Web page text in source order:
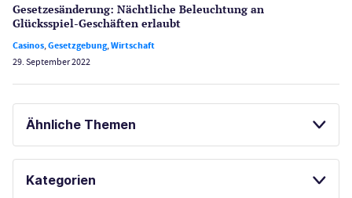
Gesetzes­änderung: Nächtliche Beleuch­tung an
Glücksspiel-Geschäften erlaubt
Casinos,Gesetzgebung,Wirtschaft
29. September 2022
Ähnliche Themen
SPORTWETTEN BESTE ONLINE CASINOS
LAS VEGAS GUIDE
Kategorien